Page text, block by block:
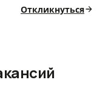
Откликнуться